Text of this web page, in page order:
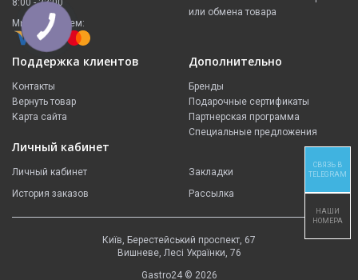
8:00 - 23:00
Мы принимаем:
или обмена товара
Поддержка клиентов
Контакты
Вернуть товар
Карта сайта
Дополнительно
Бренды
Подарочные сертификаты
Партнерская программа
Специальные предложения
Личный кабинет
Личный кабинет
История заказов
Закладки
Рассылка
Київ, Берестейський проспект, 67
Вишневе, Лесі Українки, 76
Gastro24 © 2026
СВЯЗЬ В
TELEGRAM
НАШИ
НОМЕРА